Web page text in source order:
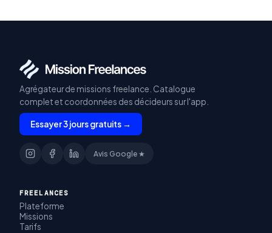
Agrégateur de missions freelance. Catalogue
complet et coordonnées des décideurs sur l'app.
Essayer 3 jours gratuits →
Avis Google ★
FREELANCES
Plateforme
Missions
Tarifs